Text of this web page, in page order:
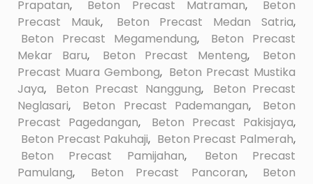
Prapatan, Beton Precast Matraman,
Beton
Precast Mauk, Beton Precast Medan Satria,
Beton Precast Megamendung,
Beton Precast
Mekar Baru, Beton Precast Menteng,
Beton
Precast Muara Gembong, Beton Precast Mustika
Jaya, Beton Precast Nanggung,
Beton Precast
Neglasari, Beton Precast Pademangan,
Beton
Precast Pagedangan, Beton Precast Pakisjaya,
Beton Precast Pakuhaji, Beton Precast Palmerah,
Beton Precast Pamijahan,
Beton Precast
Pamulang, Beton Precast Pancoran,
Beton